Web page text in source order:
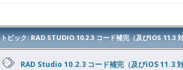
トピック: RAD STUDIO 10.2.3 コード補完（及びIOS 11.3
RAD Studio 10.2.3 コード補完（及びiOS 11.3